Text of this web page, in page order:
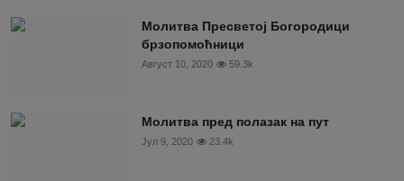
Молитва Пресветој Богородици
брзопомоћници
Август 10, 2020 59.3k
Молитва пред полазак на пут
Јул 9, 2020 23.4k